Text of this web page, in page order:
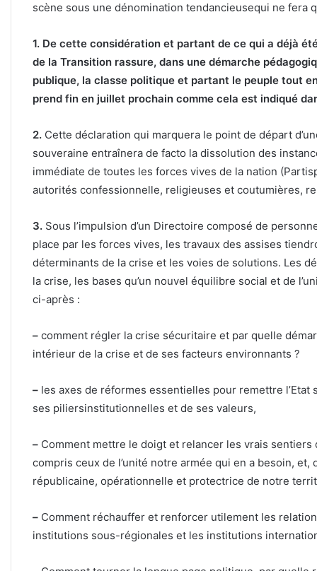
scène sous une dénomination tendancieusequi ne fera
1. De cette considération et partant de ce qui a déjà
de la Transition rassure, dans une démarche
publique, la classe politique et partant le peuple tout
prend fin en juillet prochain comme cela est indiqué
2. Cette déclaration qui marquera le point de départ
souveraine entraînera de facto la dissolution des
immédiate de toutes les forces vives de la nation
autorités confessionnelle, religieuses et coutumières,
3. Sous l’impulsion d’un Directoire composé de
place par les forces vives, les travaux des assises
déterminants de la crise et les voies de solutions. Les
la crise, les bases qu’un nouvel équilibre social et de
ci-après :
– comment régler la crise sécuritaire et par quelle
intérieur de la crise et de ses facteurs environnants ?
– les axes de réformes essentielles pour remettre
ses piliersinstitutionnelles et de ses valeurs,
– Comment mettre le doigt et relancer les vrais sentiers
compris ceux de l’unité notre armée qui en a besoin,
républicaine, opérationnelle et protectrice de notre
– Comment réchauffer et renforcer utilement les
institutions sous-régionales et les institutions